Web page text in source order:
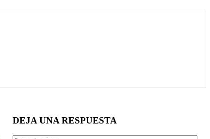
DEJA UNA RESPUESTA